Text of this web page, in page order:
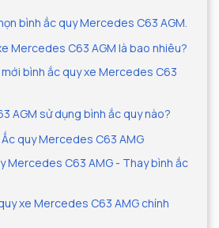
bình ắc quy Mercedes C63 AGM.
Mercedes C63 AGM là bao nhiêu?
mới bình ắc quy xe Mercedes C63
AGM sử dụng bình ắc quy nào?
quy Mercedes C63 AMG
Mercedes C63 AMG - Thay bình ắc
xe Mercedes C63 AMG chính